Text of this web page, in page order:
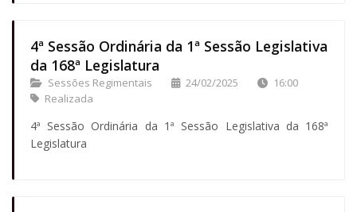
4ª Sessão Ordinária da 1ª Sessão Legislativa
da 168ª Legislatura
Sessões Regimentais 24/02/2025
16:00
Realizada
4ª Sessão Ordinária da 1ª Sessão Legislativa da 168ª
Legislatura